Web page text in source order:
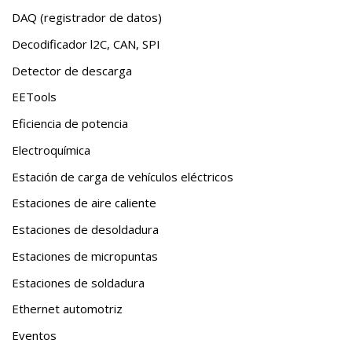
DAQ (registrador de datos)
Decodificador l2C, CAN, SPI
Detector de descarga
EETools
Eficiencia de potencia
Electroquímica
Estación de carga de vehículos eléctricos
Estaciones de aire caliente
Estaciones de desoldadura
Estaciones de micropuntas
Estaciones de soldadura
Ethernet automotriz
Eventos